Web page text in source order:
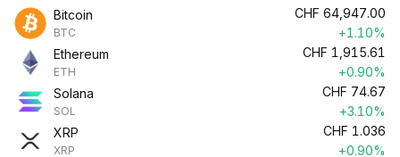
Bitcoin
BTC
CHF 64,947.00
+1.10%
Ethereum
ETH
CHF 1,915.61
+0.90%
Solana
SOL
CHF 74.67
+3.10%
XRP
XRP
CHF 1.036
+0.90%